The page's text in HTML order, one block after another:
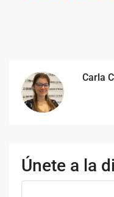
Carla
Únete a la